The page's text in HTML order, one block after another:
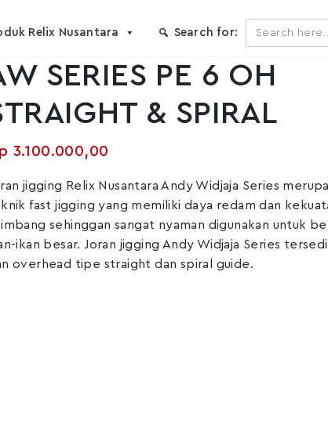
Relix Nusantara Search for:
for:
SERIES PE 6 OH
& SPIRAL
3.100.000,00
jigging Relix Nusantara Andy Widjaja Series
fast jigging yang memiliki daya redam dan
sehinggan sangat nyaman digunakan untuk
ikan besar. Joran jigging Andy Widjaja Series
overhead tipe straight dan spiral guide.